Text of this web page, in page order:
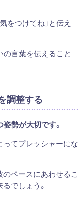
をつけてね」と伝え
の言葉を伝えること
調整する
勢が大切です。
ってプレッシャーにな
のペースにあわせるこ
でしょう。